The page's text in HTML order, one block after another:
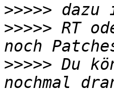
>>>>>
>>>>> RT
>>>>> Du